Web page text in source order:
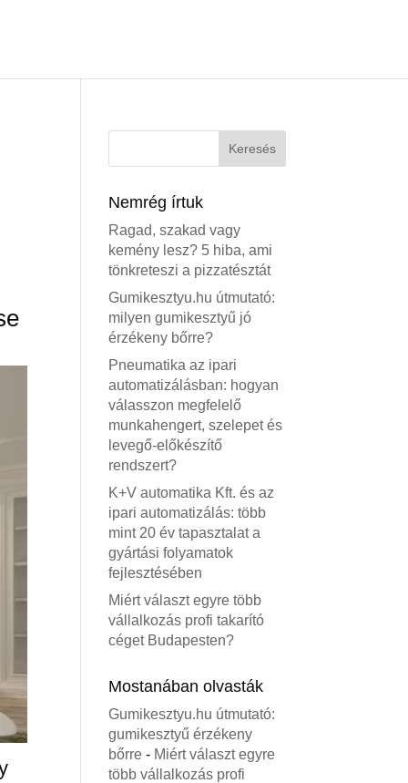
Nemrég írtuk
Ragad, szakad vagy
kemény lesz? 5 hiba, ami
tönkreteszi a pizzatésztát
Gumikesztyu.hu útmutató:
milyen gumikesztyű jó
érzékeny bőrre?
Pneumatika az ipari
automatizálásban: hogyan
válasszon megfelelő
munkahengert, szelepet és
levegő-előkészítő
rendszert?
K+V automatika Kft. és az
ipari automatizálás: több
mint 20 év tapasztalat a
gyártási folyamatok
fejlesztésében
Miért választ egyre több
vállalkozás profi takarító
céget Budapesten?
Mostanában olvasták
Gumikesztyu.hu útmutató:
gumikesztyű érzékeny
bőrre - Miért választ egyre
több vállalkozás profi